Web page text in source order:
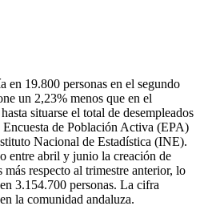
en 19.800 personas en el segundo
un 2,23% menos que en el
situarse el total de desempleados
Encuesta de Población Activa (EPA)
Nacional de Estadística (INE).
entre abril y junio la creación de
respecto al trimestre anterior, lo
3.154.700 personas. La cifra
la comunidad andaluza.